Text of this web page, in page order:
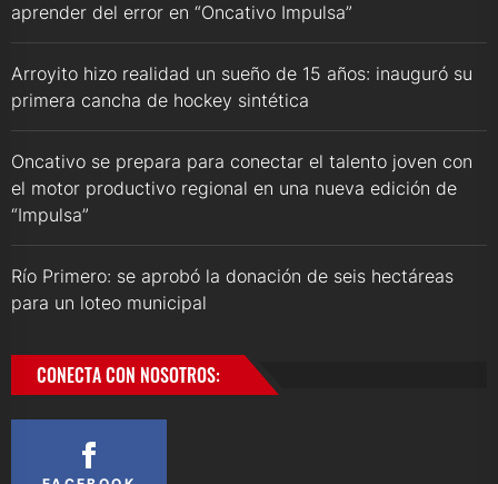
aprender del error en “Oncativo Impulsa”
Arroyito hizo realidad un sueño de 15 años: inauguró su
primera cancha de hockey sintética
Oncativo se prepara para conectar el talento joven con
el motor productivo regional en una nueva edición de
“Impulsa”
Río Primero: se aprobó la donación de seis hectáreas
para un loteo municipal
CONECTA CON NOSOTROS: